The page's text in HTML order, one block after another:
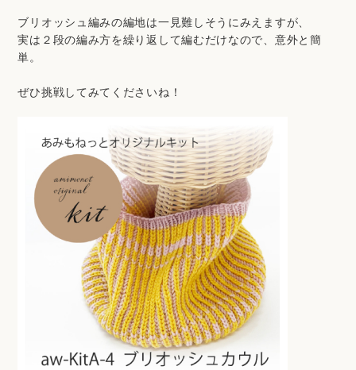
ブリオッシュ編みの編地は一見難しそうにみえますが、
実は２段の編み方を繰り返して編むだけなので、意外と簡
単。
ぜひ挑戦してみてくださいね！